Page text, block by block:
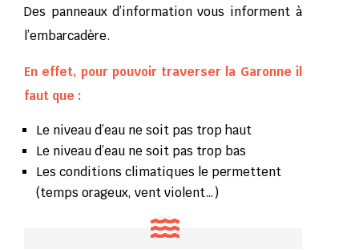
Des panneaux d’information vous informent à
l’embarcadère.
En effet, pour pouvoir traverser la Garonne il
faut que :
Le niveau d’eau ne soit pas trop haut
Le niveau d’eau ne soit pas trop bas
Les conditions climatiques le permettent
(temps orageux, vent violent…)